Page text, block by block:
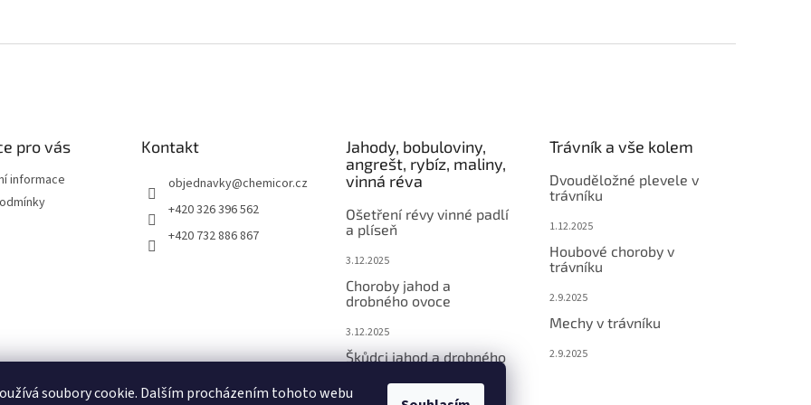
soubory cookie. Dalším procházením tohoto webu
pro vás
informace
Kontakt
objednavky@chemicor.cz
+420 326 396 562
+420 732 886 867
Jahody, bobuloviny,
angrešt, rybíz, maliny,
vinná réva
Ošetření révy vinné padlí
a plíseň
3.12.2025
Choroby jahod a
drobného ovoce
3.12.2025
Škůdci jahod a drobného
Trávník a vše kolem
Dvouděložné plevele v
trávníku
1.12.2025
Houbové choroby v
trávníku
2.9.2025
Mechy v trávníku
2.9.2025